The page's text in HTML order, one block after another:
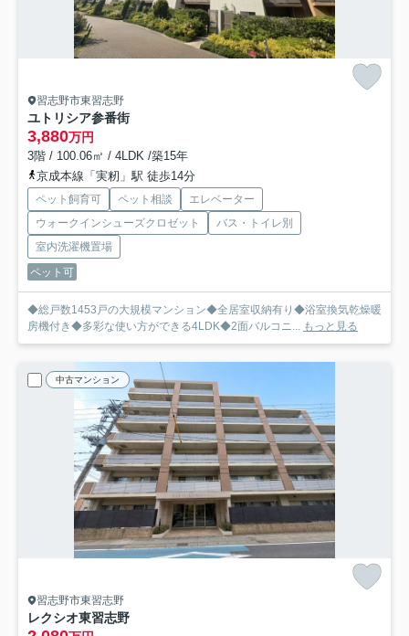
習志野市東習志野
ユトリシア参番街
3,880万円
3階 / 100.06㎡ / 4LDK /築15年
京成本線「実籾」駅 徒歩14分
ペット飼育可 ペット相談
エレベーター
ウォークインシューズクロゼット
バス・トイレ別
室内洗濯機置場
ペット可
◆総戸数1453戸の大規模マンション◆全居室収納有り◆浴室換気乾燥暖
房機付き◆多彩な使い方ができる4LDK◆2面バルコニ... もっと見る
中古マンション
習志野市東習志野
レクシオ東習志野